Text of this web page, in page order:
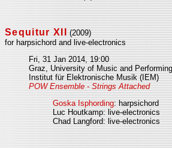
Sequitur XII
(2009)
for harpsichord and live-electronics
Fri, 31 Jan 2014, 19:00
Graz, University of Music and
Institut für Elektronische Musik (IEM)
POW Ensemble - Strings Attached
Goska Isphording: harpsichord
Luc Houtkamp: live-electronics
Chad Langford: live-electronics